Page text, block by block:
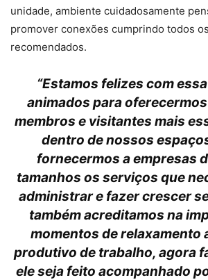
unidade, ambiente cuidadosamente
promover conexões cumprindo todos
recomendados.
“Estamos felizes com
animados para
membros e visitantes mais
dentro de nossos
fornecermos a empresas
tamanhos os serviços que
administrar e fazer crescer
também acreditamos na
momentos de relaxamento
produtivo de trabalho, agora
ele seja feito acompanhado